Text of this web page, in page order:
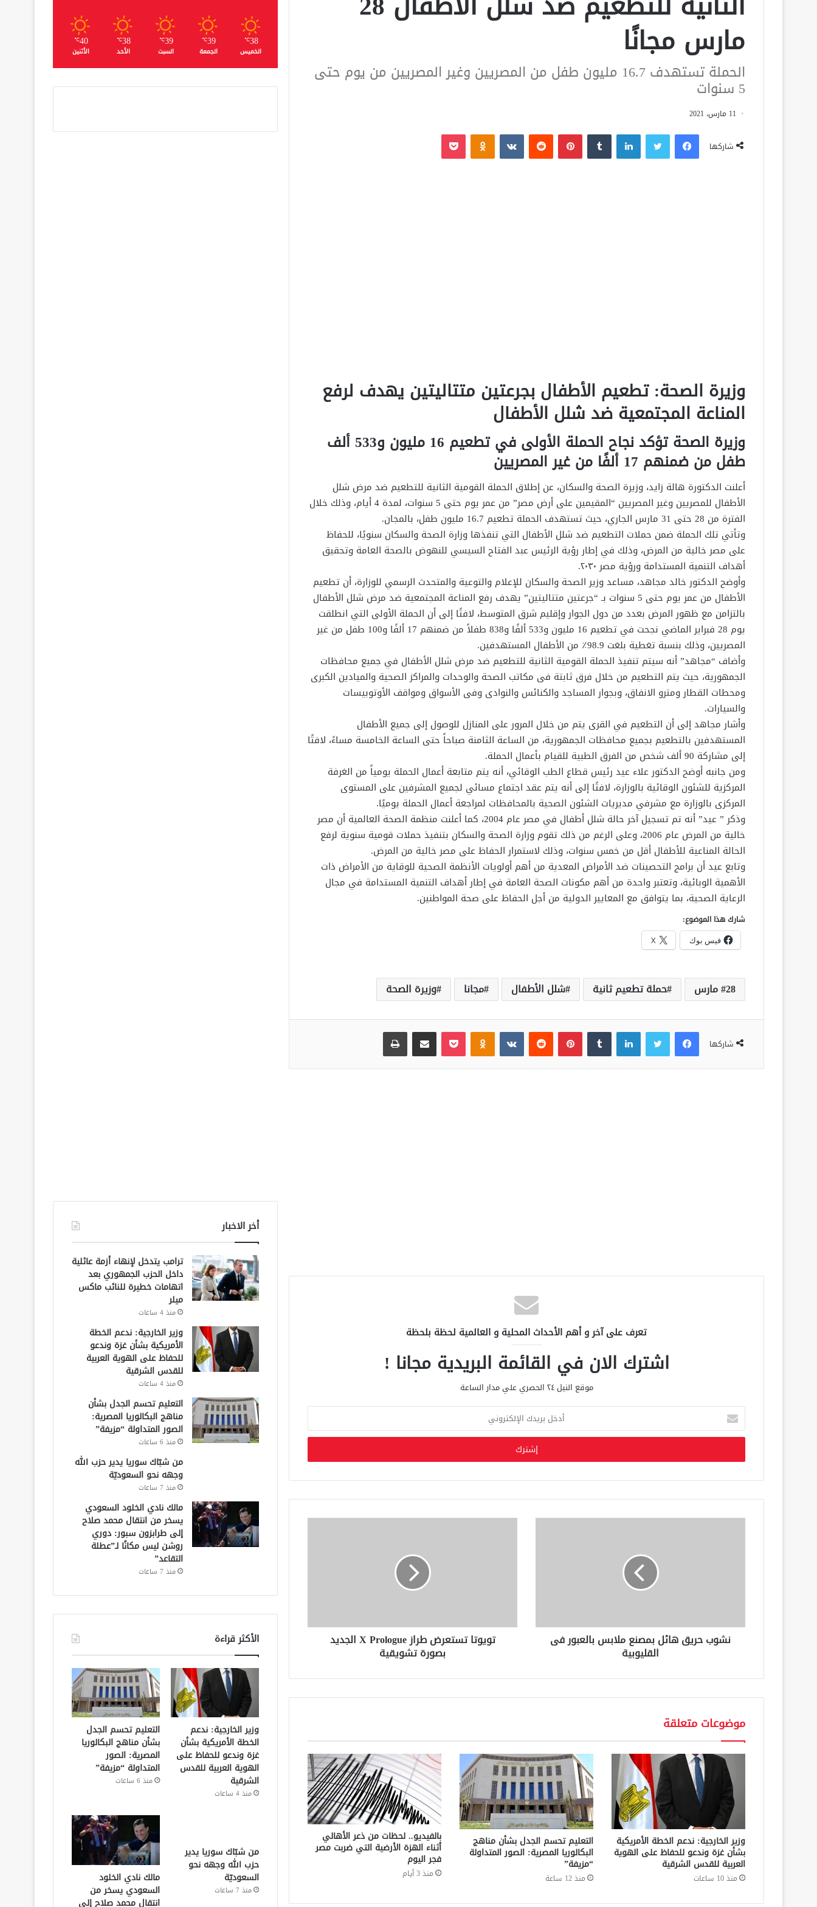
مارس مجانًا
الحملة تستهدف 16.7 مليون طفل من المصريين وغير المصريين من يوم حتى
5 سنوات
11 مارس، 2021
شاركها
فيسبوك لينكدإن بينتيريست
وزيرة الصحة: تطعيم الأطفال بجرعتين متتاليتين يهدف لرفع
المناعة المجتمعية ضد شلل الأطفال
وزيرة الصحة تؤكد نجاح الحملة الأولى في تطعيم 16 مليون و533 ألف
طفل من ضمنهم 17 ألفًا من غير المصريين
أعلنت الدكتورة هالة زايد، وزيرة الصحة والسكان، عن إطلاق الحملة القومية الثانية للتطعيم ضد مرض شلل
الأطفال للمصريين وغير المصريين “المقيمين على أرض مصر” من عمر يوم حتى 5 سنوات، لمدة 4 أيام، وذلك خلال
الفترة من 28 حتى 31 مارس الجاري، حيث تستهدف الحملة تطعيم 16.7 مليون طفل، بالمجان.
وتأتي تلك الحملة ضمن حملات التطعيم ضد شلل الأطفال التي تنفذها وزارة الصحة والسكان سنويًا، للحفاظ
على مصر خالية من المرض، وذلك في إطار رؤية الرئيس عبد الفتاح السيسي للنهوض بالصحة العامة وتحقيق
أهداف التنمية المستدامة ورؤية مصر ٢٠٣٠.
وأوضح الدكتور خالد مجاهد، مساعد وزير الصحة والسكان للإعلام والتوعية والمتحدث الرسمي للوزارة، أن تطعيم
الأطفال من عمر يوم حتى 5 سنوات بـ “جرعتين متتاليتين” يهدف رفع المناعة المجتمعية ضد مرض شلل الأطفال
بالتزامن مع ظهور المرض بعدد من دول الجوار وإقليم شرق المتوسط، لافتًا إلى أن الحملة الأولى التي انطلقت
يوم 28 فبراير الماضي نجحت في تطعيم 16 مليون و533 ألفًا و838 طفلاً من ضمنهم 17 ألفًا و100 طفل من غير
المصريين، وذلك بنسبة تغطية بلغت 98.9٪ من الأطفال المستهدفين.
وأضاف “مجاهد” أنه سيتم تنفيذ الحملة القومية الثانية للتطعيم ضد مرض شلل الأطفال في جميع محافظات
الجمهورية، حيث يتم التطعيم من خلال فرق ثابتة فى مكاتب الصحة والوحدات والمراكز الصحية والميادين الكبرى
ومحطات القطار ومترو الانفاق، وبجوار المساجد والكنائس والنوادى وفى الأسواق ومواقف الأوتوبيسات
والسيارات.
وأشار مجاهد إلى أن التطعيم في القرى يتم من خلال المرور على المنازل للوصول إلى جميع الأطفال
المستهدفين بالتطعيم بجميع محافظات الجمهورية، من الساعة الثامنة صباحاً حتى الساعة الخامسة مساءً، لافتًا
إلى مشاركة 90 ألف شخص من الفرق الطبية للقيام بأعمال الحملة.
ومن جانبه أوضح الدكتور علاء عيد رئيس قطاع الطب الوقائي، أنه يتم متابعة أعمال الحملة يومياً من الغرفة
المركزية للشئون الوقائية بالوزارة، لافتًا إلى أنه يتم عقد اجتماع مسائي لجميع المشرفين على المستوى
المركزى بالوزارة مع مشرفي مديريات الشئون الصحية بالمحافظات لمراجعة أعمال الحملة يوميًا.
وذكر ” عيد” أنه تم تسجيل آخر حالة شلل أطفال في مصر عام 2004، كما أعلنت منظمة الصحة العالمية أن مصر
خالية من المرض عام 2006، وعلى الرغم من ذلك تقوم وزارة الصحة والسكان بتنفيذ حملات قومية سنوية لرفع
الحالة المناعية للأطفال أقل من خمس سنوات، وذلك لاستمرار الحفاظ على مصر خالية من المرض.
وتابع عيد أن برامج التحصينات ضد الأمراض المعدية من أهم أولويات الأنظمة الصحية للوقاية من الأمراض ذات
الأهمية الوبائية، وتعتبر واحدة من أهم مكونات الصحة العامة في إطار أهداف التنمية المستدامة في مجال
الرعاية الصحية، بما يتوافق مع المعايير الدولية من أجل الحفاظ على صحة المواطنين.
شارك هذا الموضوع:
فيس بوك X
28 مارس حملة تطعيم ثانية شلل الأطفال مجانا وزيرة الصحة
شاركها
فيسبوك لينكدإن بينتيريست بوكيت
تعرف على آخر و أهم الأحداث المحلية و العالمية لحظة بلحظة
اشترك الان في القائمة البريدية مجانا !
موقع النيل ٢٤ الحصري علي مدار الساعة
خ
ب
ر
د
ك
ن
نشوب حريق هائل بمصنع ملابس بالعبور فى
القليوبية
تويوتا تستعرض طراز X Prologue الجديد
بصورة تشويقية
موضوعات متعلقة
وزير الخارجية: ندعم الخطة الأمريكية
بشأن غزة وندعو للحفاظ على الهوية
العربية للقدس الشرقية
منذ 10 ساعات
التعليم تحسم الجدل بشأن مناهج
البكالوريا المصرية: الصور المتداولة
“مزيفة”
منذ 12 ساعة
بالفيديو.. لحظات من ذعر الأهالي
أثناء الهزة الأرضية التي ضربت مصر
فجر اليوم
منذ 3 أيام
38
℃
الخميس
39
℃
الجمعة
39
℃
السبت
38
℃
الأحد
40
℃
الأثنين
أخر الاخبار
ترامب يتدخل لإنهاء أزمة عائلية
داخل الحزب الجمهوري بعد
اتهامات خطيرة للنائب ماكس
ميلر
منذ 4 ساعات
وزير الخارجية: ندعم الخطة
الأمريكية بشأن غزة وندعو
للحفاظ على الهوية العربية
للقدس الشرقية
منذ 4 ساعات
التعليم تحسم الجدل بشأن
مناهج البكالوريا المصرية:
الصور المتداولة “مزيفة”
منذ 6 ساعات
من شبّاك سوريا يدير حزب الله
وجهه نحو السعوديّة
منذ 7 ساعات
مالك نادي الخلود السعودي
يسخر من انتقال محمد صلاح
إلى طرابزون سبور: دوري
روشن ليس مكانًا لـ”عطلة
التقاعد”
منذ 7 ساعات
الأكثر قراءة
وزير الخارجية: ندعم
الخطة الأمريكية بشأن
غزة وندعو للحفاظ على
الهوية العربية للقدس
الشرقية
منذ 4 ساعات
التعليم تحسم الجدل
بشأن مناهج البكالوريا
المصرية: الصور
المتداولة “مزيفة”
منذ 6 ساعات
من شبّاك سوريا يدير
حزب الله وجهه نحو
السعوديّة
منذ 7 ساعات
مالك نادي الخلود
السعودي يسخر من
انتقال محمد صلاح إلى